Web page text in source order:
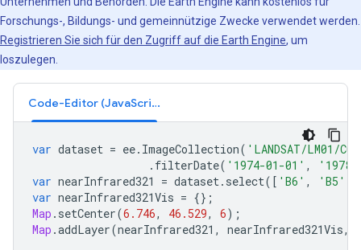
Forschungs-, Bildungs- und gemeinnützige Zwecke verwendet werden.
Registrieren Sie sich für den Zugriff auf die Earth Engine, um
loszulegen.
Code-Editor (JavaScript)
var dataset = ee. ImageCollection( 'LANDSAT/LM01/
. filterDate( '1974-01-01' ,
var nearInfrared321 = dataset. select([ 'B6' , 'B5'
var nearInfrared321Vis = {};
Map . setCenter(6.746, 46.529, 6);
Map .addLayer(nearInfrared321 , nearInfrared321Vis,